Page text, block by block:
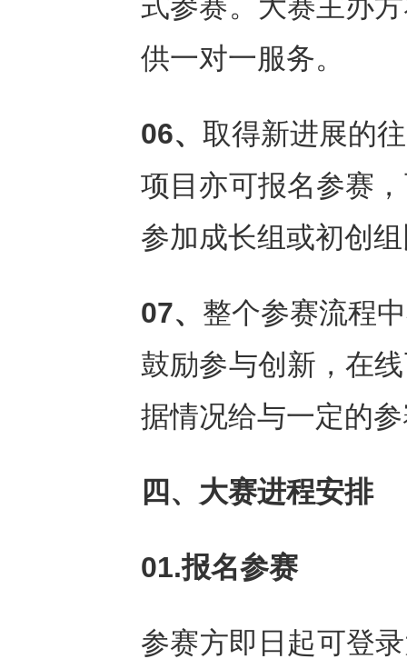
式参赛。大赛主办
供一对一服务。
06、 取得新进展的
项目亦可报名参赛
参加成长组或初创
07、 整个参赛流程
鼓励参与创新，在
据情况给与一定的
四、大赛进程安排
01.报名参赛
参赛方即日起可登